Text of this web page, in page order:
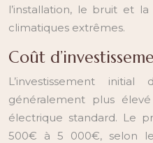
l’installation, le bruit et
climatiques extrêmes.
Coût
L’investissement
généralement plus
électrique standard. Le
500€ à 5 000€, selon